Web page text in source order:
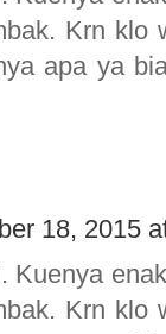
Krn klo
apa ya
18, 2015
Kuenya
Krn klo